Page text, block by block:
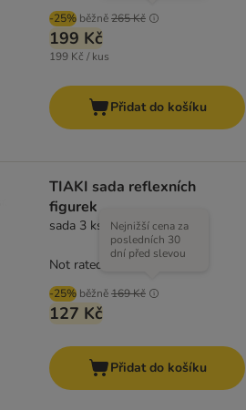
-25% běžně265 Kč
199 Kč
199 Kč / kus
Přidat do košíku
TIAKI sada reflexních
figurek
sada 3 ks
-25% běžně169 Kč
Nejnižší cena za
posledních 30
dní před slevou
127 Kč
Not rated
Přidat do košíku